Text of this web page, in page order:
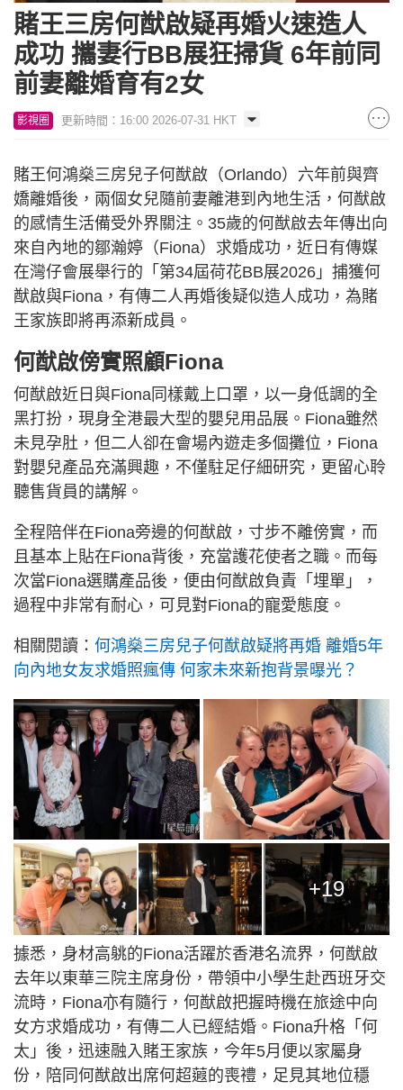
賭王三房何猷啟疑再婚火速造人
成功 攜妻行BB展狂掃貨 6年前同
前妻離婚育有2女
影視圈 更新時間：16:00 2026-07-31 HKT
賭王何鴻燊三房兒子何猷啟（Orlando）六年前與齊
嬌離婚後，兩個女兒隨前妻離港到內地生活，何猷啟
的感情生活備受外界關注。35歲的何猷啟去年傳出向
來自內地的鄒瀚婷（Fiona）求婚成功，近日有傳媒
在灣仔會展舉行的「第34屆荷花BB展2026」捕獲何
猷啟與Fiona，有傳二人再婚後疑似造人成功，為賭
王家族即將再添新成員。
何猷啟傍實照顧Fiona
何猷啟近日與Fiona同樣戴上口罩，以一身低調的全
黑打扮，現身全港最大型的嬰兒用品展。Fiona雖然
未見孕肚，但二人卻在會場內遊走多個攤位，Fiona
對嬰兒產品充滿興趣，不僅駐足仔細研究，更留心聆
聽售貨員的講解。
全程陪伴在Fiona旁邊的何猷啟，寸步不離傍實，而
且基本上貼在Fiona背後，充當護花使者之職。而每
次當Fiona選購產品後，便由何猷啟負責「埋單」，
過程中非常有耐心，可見對Fiona的寵愛態度。
相關閱讀： 何鴻燊三房兒子何猷啟疑將再婚 離婚5年
向內地女友求婚照瘋傳 何家未來新抱背景曝光？
+19
據悉，身材高䠷的Fiona活躍於香港名流界，何猷啟
去年以東華三院主席身份，帶領中小學生赴西班牙交
流時，Fiona亦有隨行，何猷啟把握時機在旅途中向
女方求婚成功，有傳二人已經結婚。Fiona升格「何
太」後，迅速融入賭王家族，今年5月便以家屬身
份，陪同何猷啟出席何超蕸的喪禮，足見其地位穩